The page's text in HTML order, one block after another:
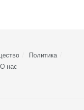
Политика
О нас